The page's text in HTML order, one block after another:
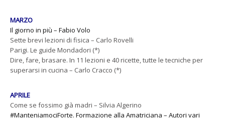
MARZO
Il giorno in più – Fabio Volo
Sette brevi lezioni di fisica – Carlo Rovelli
Parigi. Le guide Mondadori (*)
Dire, fare, brasare. In 11 lezioni e 40 ricette, tutte le tecniche per
superarsi in cucina – Carlo Cracco (*)
APRILE
Come se fossimo già madri – Silvia Algerino
#ManteniamociForte. Formazione alla Amatriciana – Autori vari